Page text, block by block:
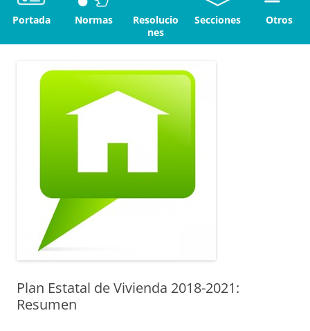
Portada Normas
Resolucio
nes
Secciones Otros
Plan Estatal de Vivienda 2018-2021:
Resumen